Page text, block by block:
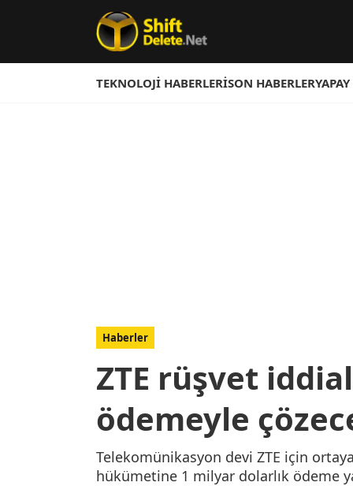
TEKNOLOJI HABERLERISON HABERLER
Haberler
ZTE rüşvet
ödemeyle
Telekomünikasyon devi ZTE için
hükümetine 1 milyar dolarlık ödeme